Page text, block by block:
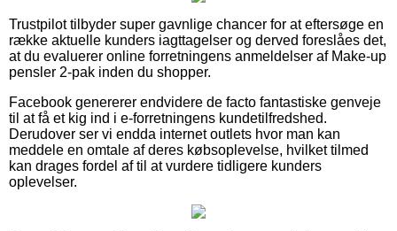
Trustpilot tilbyder super gavnlige chancer for at eftersøge en
række aktuelle kunders iagttagelser og derved foreslåes det,
at du evaluerer online forretningens anmeldelser af Make-up
pensler 2-pak inden du shopper.
Facebook genererer endvidere de facto fantastiske genveje
til at få et kig ind i e-forretningens kundetilfredshed.
Derudover ser vi endda internet outlets hvor man kan
meddele en omtale af deres købsoplevelse, hvilket tilmed
kan drages fordel af til at vurdere tidligere kunders
oplevelser.